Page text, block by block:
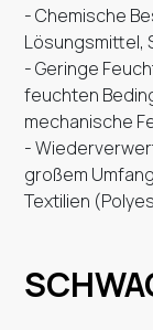
- Chemische
Lösungsmittel,
- Geringe
feuchten
mechanische
-
großem
Textilien